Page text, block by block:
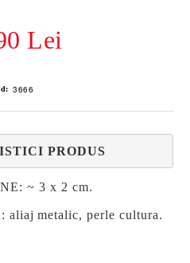
Lei
3666
PRODUS
~ 3 x 2 cm.
metalic, perle cultura.